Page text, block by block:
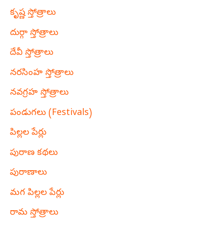
కృష్ణ స్తోత్రాలు
దుర్గా స్తోత్రాలు
దేవీ స్తోత్రాలు
నరసింహ స్తోత్రాలు
నవగ్రహ స్తోత్రాలు
పండుగలు (Festivals)
పిల్లల పేర్లు
పురాణ కథలు
పురాణాలు
మగ పిల్లల పేర్లు
రామ స్తోత్రాలు